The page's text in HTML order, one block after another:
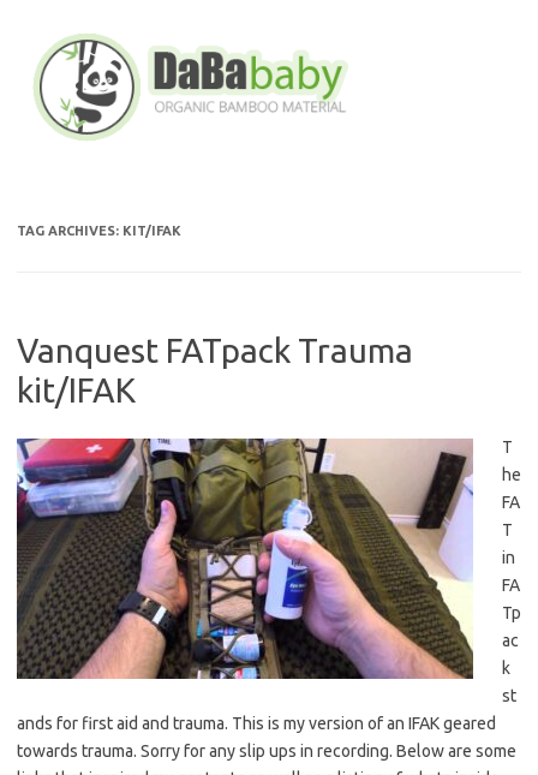
content
TAG ARCHIVES: KIT/IFAK
Vanquest FATpack Trauma
kit/IFAK
T
he
FA
T
in
FA
Tp
ac
k
st
ands for first aid and trauma. This is my version of an IFAK geared
towards trauma. Sorry for any slip ups in recording. Below are some